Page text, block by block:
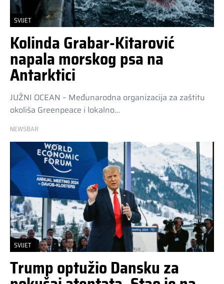
SVIJET
Kolinda Grabar-Kitarović
napala morskog psa na
Antarktici
JUŽNI OCEAN – Međunarodna organizacija za zaštitu
okoliša Greenpeace i lokalno…
NEWSBAR
SVIJET
Trump optužio Dansku za